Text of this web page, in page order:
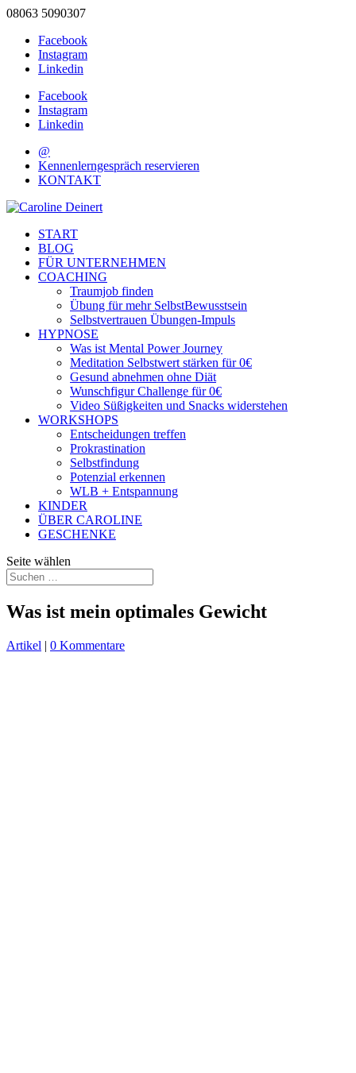
08063 5090307
Facebook
Instagram
Linkedin
Facebook
Instagram
Linkedin
@
Kennenlerngespräch reservieren
KONTAKT
START
BLOG
FÜR UNTERNEHMEN
COACHING
Traumjob finden
Übung für mehr SelbstBewusstsein
Selbstvertrauen Übungen-Impuls
HYPNOSE
Was ist Mental Power Journey
Meditation Selbstwert stärken für 0€
Gesund abnehmen ohne Diät
Wunschfigur Challenge für 0€
Video Süßigkeiten und Snacks widerstehen
WORKSHOPS
Entscheidungen treffen
Prokrastination
Selbstfindung
Potenzial erkennen
WLB + Entspannung
KINDER
ÜBER CAROLINE
GESCHENKE
Seite wählen
Was ist mein optimales Gewicht
Artikel | 0 Kommentare